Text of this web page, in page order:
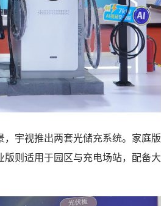
宇视推出两套光储充系统。家庭版
则适用于园区与充电场站，配备大